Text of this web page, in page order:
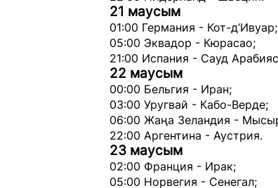
21 маусым
01:00 Германия - Кот-д’Ивуар;
05:00 Эквадор - Кюрасао;
21:00 Испания - Сауд
22 маусым
00:00 Бельгия - Иран;
03:00 Уругвай - Кабо-Верде;
06:00 Жаңа Зеландия -
22:00 Аргентина - Аустрия.
23 маусым
02:00 Франция - Ирак;
05:00 Норвегия - Сенегал;